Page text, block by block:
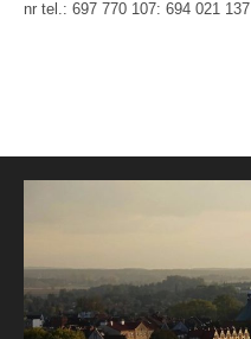
nr tel.: 697 770 107: 694 021 137